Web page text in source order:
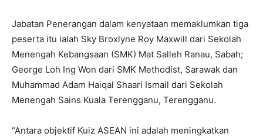
Jabatan Penerangan dalam kenyataan memaklumkan tiga
peserta itu ialah Sky Broxlyne Roy Maxwill dari Sekolah
Menengah Kebangsaan (SMK) Mat Salleh Ranau, Sabah;
George Loh Ing Won dari SMK Methodist, Sarawak dan
Muhammad Adam Haiqal Shaari Ismail dari Sekolah
Menengah Sains Kuala Terengganu, Terengganu.
“Antara objektif Kuiz ASEAN ini adalah meningkatkan